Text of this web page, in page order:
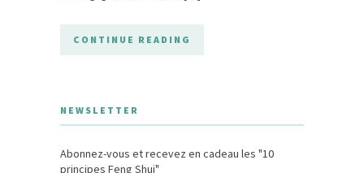
CONTINUE READING
NEWSLETTER
Abonnez-vous et recevez en cadeau les "10
principes Feng Shui"